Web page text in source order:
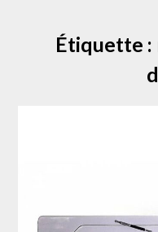
Étiquette :